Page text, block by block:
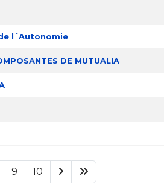
l´Autonomie
DE MUTUALIA
9 10